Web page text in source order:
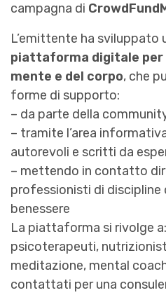
campagna di
L’emittente ha sviluppato
piattaforma digitale per
mente e del corpo, che
forme di supporto:
– da parte della
– tramite l’area
autorevoli e scritti da
– mettendo in contatto
professionisti di discipline
benessere
La piattaforma si rivolge
psicoterapeuti,
meditazione, mental
contattati per una